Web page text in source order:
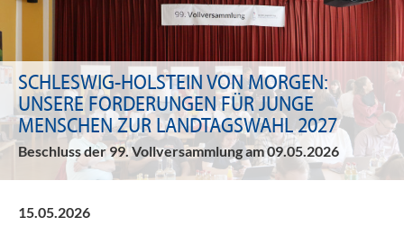
SCHLESWIG-HOLSTEIN VON MORGEN:
UNSERE FORDERUNGEN FÜR JUNGE
MENSCHEN ZUR LANDTAGSWAHL 2027
Beschluss der 99. Vollversammlung am 09.05.2026
15.05.2026